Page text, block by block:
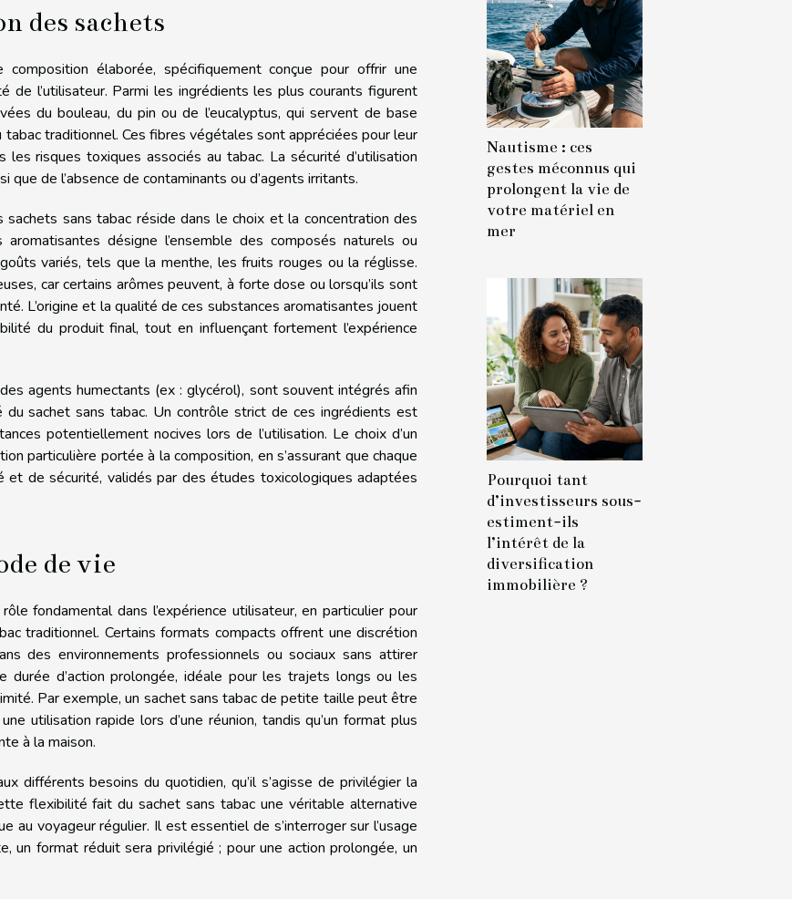
des sachets
élaborée, spécifiquement conçue pour offrir une
l’utilisateur. Parmi les ingrédients les plus courants figurent
du bouleau, du pin ou de l’eucalyptus, qui servent de base
traditionnel. Ces fibres végétales sont appréciées pour leur
risques toxiques associés au tabac. La sécurité d’utilisation
de l’absence de contaminants ou d’agents irritants.
sans tabac réside dans le choix et la concentration des
désigne l’ensemble des composés naturels ou
variés, tels que la menthe, les fruits rouges ou la réglisse.
car certains arômes peuvent, à forte dose ou lorsqu’ils sont
L’origine et la qualité de ces substances aromatisantes jouent
du produit final, tout en influençant fortement l’expérience
agents humectants (ex : glycérol), sont souvent intégrés afin
sachet sans tabac. Un contrôle strict de ces ingrédients est
potentiellement nocives lors de l’utilisation. Le choix d’un
particulière portée à la composition, en s’assurant que chaque
de sécurité, validés par des études toxicologiques adaptées
de vie
fondamental dans l’expérience utilisateur, en particulier pour
traditionnel. Certains formats compacts offrent une discrétion
des environnements professionnels ou sociaux sans attirer
durée d’action prolongée, idéale pour les trajets longs ou les
Par exemple, un sachet sans tabac de petite taille peut être
utilisation rapide lors d’une réunion, tandis qu’un format plus
à la maison.
différents besoins du quotidien, qu’il s’agisse de privilégier la
flexibilité fait du sachet sans tabac une véritable alternative
au voyageur régulier. Il est essentiel de s’interroger sur l’usage
un format réduit sera privilégié ; pour une action prolongée, un
Nautisme : ces
gestes méconnus qui
prolongent la vie de
votre matériel en
mer
Pourquoi tant
d’investisseurs sous-
estiment-ils
l’intérêt de la
diversification
immobilière ?